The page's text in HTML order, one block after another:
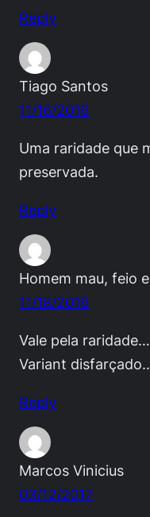
Reply
Tiago Santos
11/16/2016
Uma raridade que
preservada.
Reply
Homem mau, feio
11/18/2016
Vale pela
Variant
Reply
Marcos Vinicius
03/12/2017